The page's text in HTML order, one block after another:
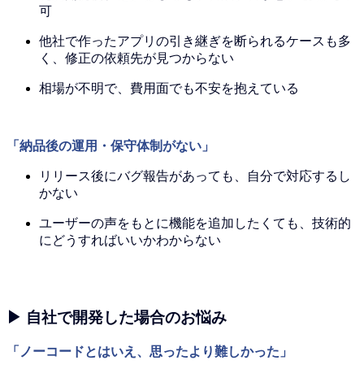
可
他社で作ったアプリの引き継ぎを断られるケースも多
く、修正の依頼先が見つからない
相場が不明で、費用面でも不安を抱えている
「納品後の運用・保守体制がない」
リリース後にバグ報告があっても、自分で対応するし
かない
ユーザーの声をもとに機能を追加したくても、技術的
にどうすればいいかわからない
▶ 自社で開発した場合のお悩み
「ノーコードとはいえ、思ったより難しかった」